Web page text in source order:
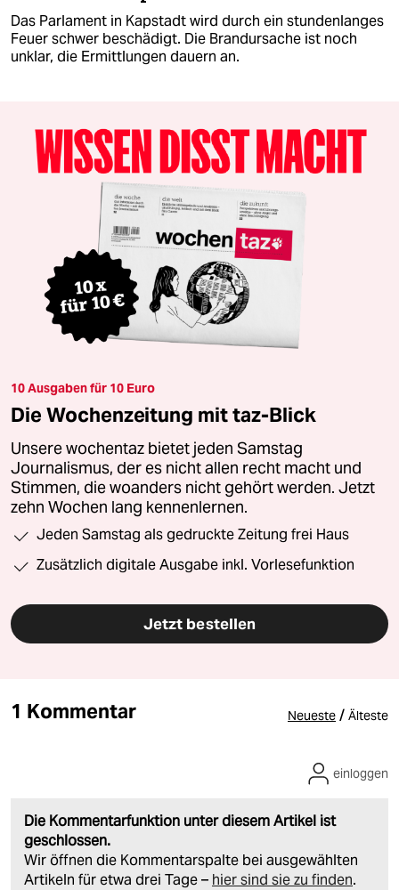
Das Parlament in Kapstadt wird durch ein stundenlanges
Feuer schwer beschädigt. Die Brandursache ist noch
unklar, die Ermittlungen dauern an.
10 Ausgaben für 10 Euro
Die Wochenzeitung mit taz-Blick
Unsere wochentaz bietet jeden Samstag
Journalismus, der es nicht allen recht macht und
Stimmen, die woanders nicht gehört werden. Jetzt
zehn Wochen lang kennenlernen.
Jeden Samstag als gedruckte Zeitung frei Haus
Zusätzlich digitale Ausgabe inkl. Vorlesefunktion
Jetzt bestellen
1 Kommentar Neueste / Älteste
Die Kommentarfunktion unter diesem Artikel ist
geschlossen.
Wir öffnen die Kommentarspalte bei ausgewählten
Artikeln für etwa drei Tage – hier sind sie zu finden.
einloggen